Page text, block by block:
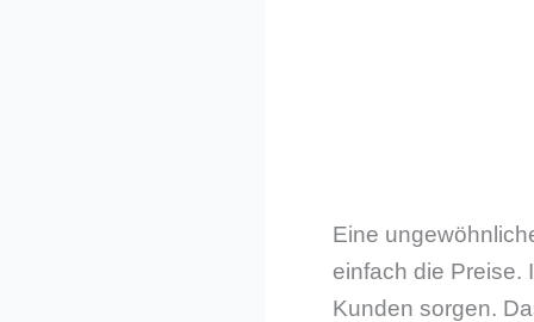
Eine
einfach die Preise.
Kunden sorgen.